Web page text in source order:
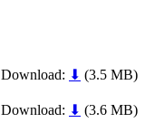
Download: ⬇ (3.5 MB)
Download: ⬇ (3.6 MB)